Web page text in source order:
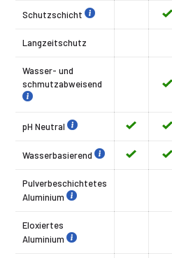
Schutzschicht
Langzeitschutz
Wasser- und
schmutzabweisend
pH Neutral
Wasserbasierend
Pulverbeschichtetes
Aluminium
Eloxiertes
Aluminium